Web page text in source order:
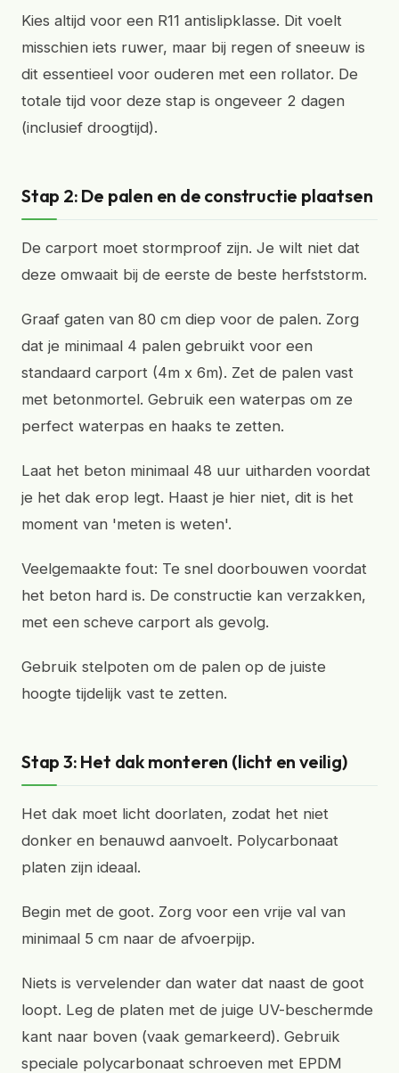
Kies altijd voor een R11 antislipklasse. Dit voelt
misschien iets ruwer, maar bij regen of sneeuw is
dit essentieel voor ouderen met een rollator. De
totale tijd voor deze stap is ongeveer 2 dagen
(inclusief droogtijd).
Stap 2: De palen en de constructie plaatsen
De carport moet stormproof zijn. Je wilt niet dat
deze omwaait bij de eerste de beste herfststorm.
Graaf gaten van 80 cm diep voor de palen. Zorg
dat je minimaal 4 palen gebruikt voor een
standaard carport (4m x 6m). Zet de palen vast
met betonmortel. Gebruik een waterpas om ze
perfect waterpas en haaks te zetten.
Laat het beton minimaal 48 uur uitharden voordat
je het dak erop legt. Haast je hier niet, dit is het
moment van 'meten is weten'.
Veelgemaakte fout: Te snel doorbouwen voordat
het beton hard is. De constructie kan verzakken,
met een scheve carport als gevolg.
Gebruik stelpoten om de palen op de juiste
hoogte tijdelijk vast te zetten.
Stap 3: Het dak monteren (licht en veilig)
Het dak moet licht doorlaten, zodat het niet
donker en benauwd aanvoelt. Polycarbonaat
platen zijn ideaal.
Begin met de goot. Zorg voor een vrije val van
minimaal 5 cm naar de afvoerpijp.
Niets is vervelender dan water dat naast de goot
loopt. Leg de platen met de juige UV-beschermde
kant naar boven (vaak gemarkeerd). Gebruik
speciale polycarbonaat schroeven met EPDM